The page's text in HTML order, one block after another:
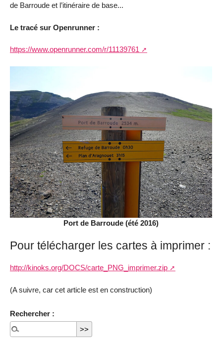
de Barroude et l’itinéraire de base...
Le tracé sur Openrunner :
https://www.openrunner.com/r/11139761
Port de Barroude (été 2016)
Pour télécharger les cartes à imprimer :
http://kinoks.org/DOCS/carte_PNG_imprimer.zip
(A suivre, car cet article est en construction)
Rechercher :